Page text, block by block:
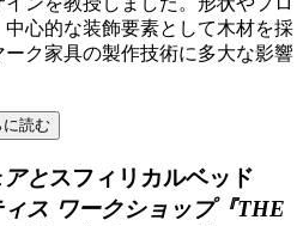
心的な装飾要素として木材を採
ク家具の製作技術に多大な影響
に読む
とスフィリカルベッド
ス ワークショップ『THE